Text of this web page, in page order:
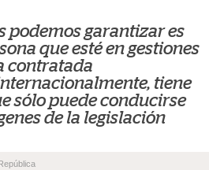
podemos garantizar es
que esté en gestiones
contratada
tiene
sólo puede conducirse
de la legislación